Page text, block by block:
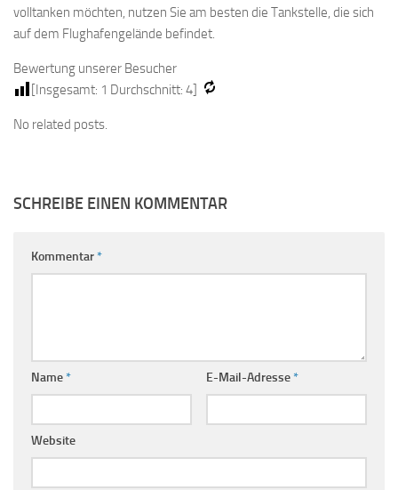
volltanken möchten, nutzen Sie am besten die Tankstelle, die sich
auf dem Flughafengelände befindet.
Bewertung unserer Besucher
[Insgesamt: 1 Durchschnitt: 4]
No related posts.
SCHREIBE EINEN KOMMENTAR
Kommentar*
Name* E-Mail-Adresse*
Website